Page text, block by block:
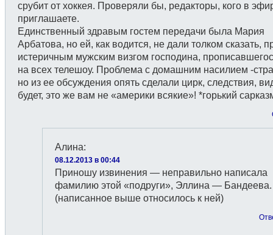
срубит от хоккея. Проверяли бы, редакторы, кого в
приглашаете.
Единственный здравым гостем передачи была Мария
Арбатова, но ей, как водится, не дали толком сказать,
истеричным мужским визгом господина,
на всех телешоу. Проблема с домашним насилием -
но из ее обсуждения опять сделали цирк, следствия,
будет, это же вам не «америки всякие»! *горький
Алина:
08.12.2013 в 00:44
Приношу извинения — неправильно написала
фамилию этой «подруги», Эллина — Бандеева.
(написанное выше относилось к ней)